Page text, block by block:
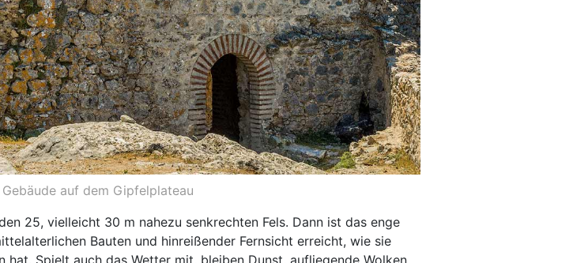
Gebäude auf dem Gipfelplateau
25, vielleicht 30 m nahezu senkrechten Fels. Dann ist das enge
Bauten und hinreißender Fernsicht erreicht, wie sie
Spielt auch das Wetter mit, bleiben Dunst, aufliegende Wolken